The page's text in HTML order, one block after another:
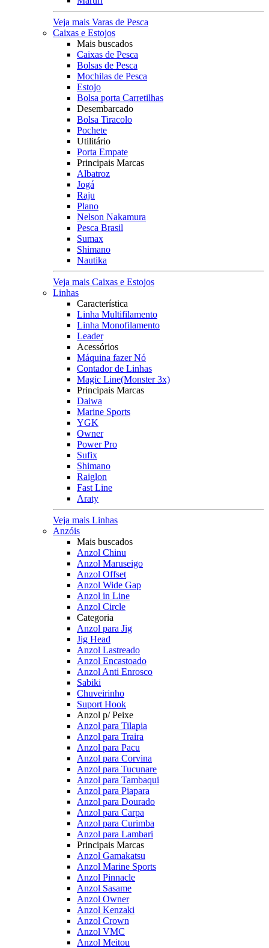
Veja mais Varas de Pesca
Caixas e Estojos
Mais buscados
Caixas de Pesca
Bolsas de Pesca
Mochilas de Pesca
Estojo
Bolsa porta Carretilhas
Desembarcado
Bolsa Tiracolo
Pochete
Utilitário
Porta Empate
Principais Marcas
Albatroz
Jogá
Raju
Plano
Nelson Nakamura
Pesca Brasil
Sumax
Shimano
Nautika
Veja mais Caixas e Estojos
Linhas
Característica
Linha Multifilamento
Linha Monofilamento
Leader
Acessórios
Máquina fazer Nó
Contador de Linhas
Magic Line(Monster 3x)
Principais Marcas
Daiwa
Marine Sports
YGK
Owner
Power Pro
Sufix
Shimano
Raiglon
Fast Line
Araty
Veja mais Linhas
Anzóis
Mais buscados
Anzol Chinu
Anzol Maruseigo
Anzol Offset
Anzol Wide Gap
Anzol in Line
Anzol Circle
Categoria
Anzol para Jig
Jig Head
Anzol Lastreado
Anzol Encastoado
Anzol Anti Enrosco
Sabiki
Chuveirinho
Suport Hook
Anzol p/ Peixe
Anzol para Tilapia
Anzol para Traira
Anzol para Pacu
Anzol para Corvina
Anzol para Tucunare
Anzol para Tambaqui
Anzol para Piapara
Anzol para Dourado
Anzol para Carpa
Anzol para Curimba
Anzol para Lambari
Principais Marcas
Anzol Gamakatsu
Anzol Marine Sports
Anzol Pinnacle
Anzol Sasame
Anzol Owner
Anzol Kenzaki
Anzol Crown
Anzol VMC
Anzol Meitou